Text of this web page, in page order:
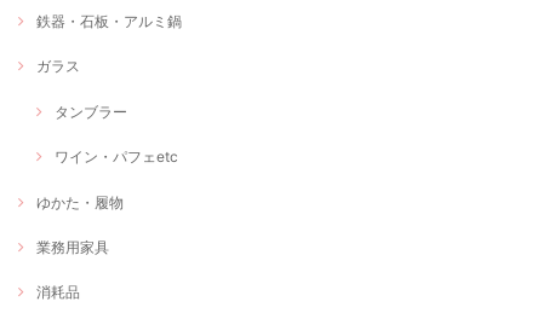
鉄器・石板・アルミ鍋
ガラス
タンブラー
ワイン・パフェetc
ゆかた・履物
業務用家具
消耗品